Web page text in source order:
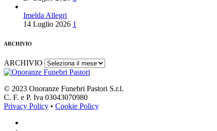
Imelda Allegri
14 Luglio 2026 1
ARCHIVIO
ARCHIVIO
© 2023 Onoranze Funebri Pastori S.r.l.
C. F. e P. Iva 03043070980
Privacy Policy • Cookie Policy